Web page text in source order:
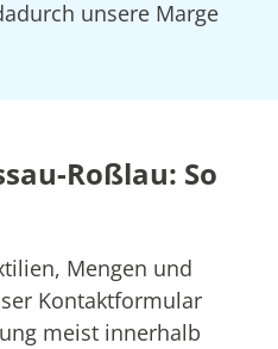
unsere Marge
Roßlau: So
Mengen und
Kontaktformular
meist innerhalb